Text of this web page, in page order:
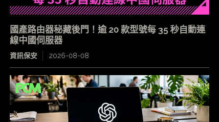
國產路由器秘藏後門！逾 20 款型號每 35 秒自動連
線中國伺服器
資訊保安 2026-08-08